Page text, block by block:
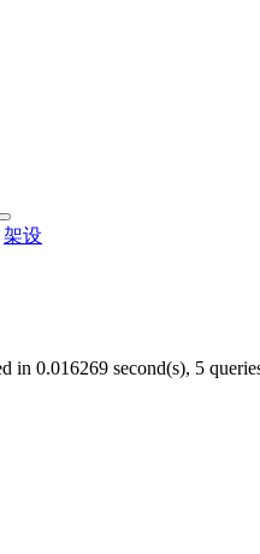
架设
in 0.016269 second(s), 5